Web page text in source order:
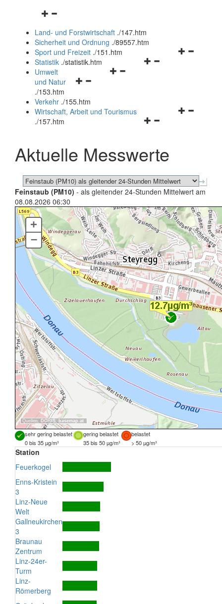
Navigationsmenü
und
schließen
Land- und Forstwirtschaft ./147.htm
Sicherheit und Ordnung ./89557.htm
Navigationsmenü
Sport und Freizeit ./151.htm
Navigationsmenü
Statistik ./statistik.htm
Navigationsmenü
und
schließen
Umwelt
und Natur
./153.htm
Verkehr ./155.htm
Navigationsmenü
schließen
Wirtschaft, Arbeit und Tourismus
./157.htm
Aktuelle Messwerte
Feinstaub (PM10) - als gleitender 24-Stunden Mittelwert am
08.08.2026 06:30
Quellen: DORIS, basemap.at
+
–
sehr gering belastet gering belastet
belastet
0 bis 35 µg/m³
35 bis 50 µg/m³ > 50 µg/m³
Station
Feuerkogel
Enns-Kristein
3
Linz-Neue
Welt
Gallneukirchen
3
Braunau
Zentrum
Linz-24er-
Turm
Linz-
Römerberg